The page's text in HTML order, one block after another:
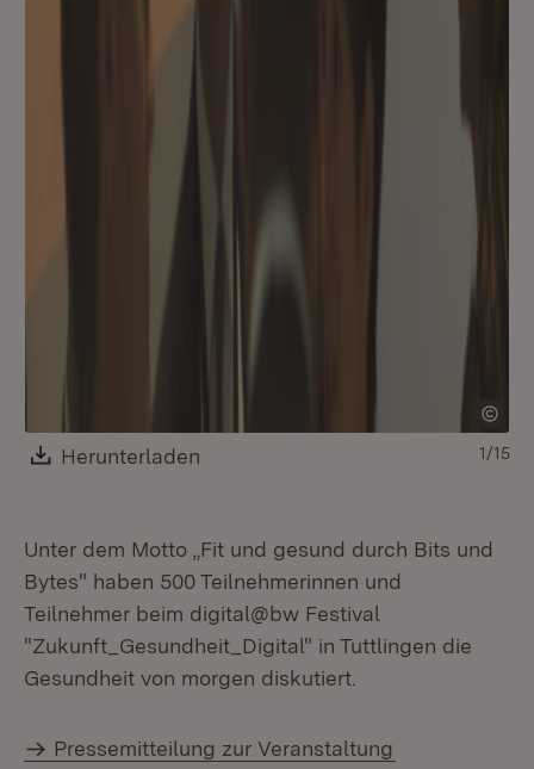
Download:
Herunterladen 1/15
Unter dem Motto „Fit und gesund durch Bits und
Bytes" haben 500 Teilnehmerinnen und
Teilnehmer beim digital@bw Festival
"Zukunft_Gesundheit_Digital" in Tuttlingen die
Gesundheit von morgen diskutiert.
Pressemitteilung zur Veranstaltung